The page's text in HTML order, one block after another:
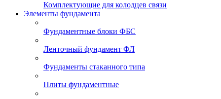
Комплектующие для колодцев связи
Элементы фундамента
Фундаментные блоки ФБС
Ленточный фундамент ФЛ
Фундаменты стаканного типа
Плиты фундаментные